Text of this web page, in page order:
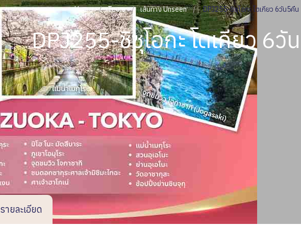
Home Tours เส้นทาง Unseen DPJ255-ชิซุโอกะ โตเกียว 6วัน5คืน
DPJ255-ชิซุโอกะ โตเกียว 6วั
รายละเอียด